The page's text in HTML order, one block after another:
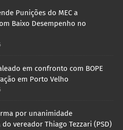
Punições do MEC a
Baixo Desempenho no
em confronto com BOPE
em Porto Velho
por unanimidade
vereador Thiago Tezzari (PSD)